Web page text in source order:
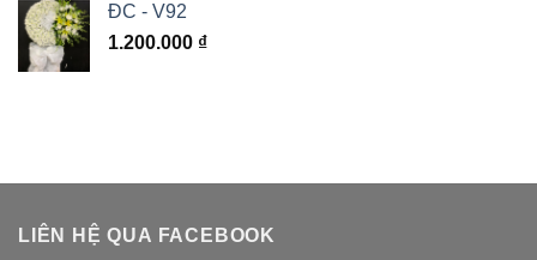
ĐC - V92
1.200.000 ₫
LIÊN HỆ QUA FACEBOOK